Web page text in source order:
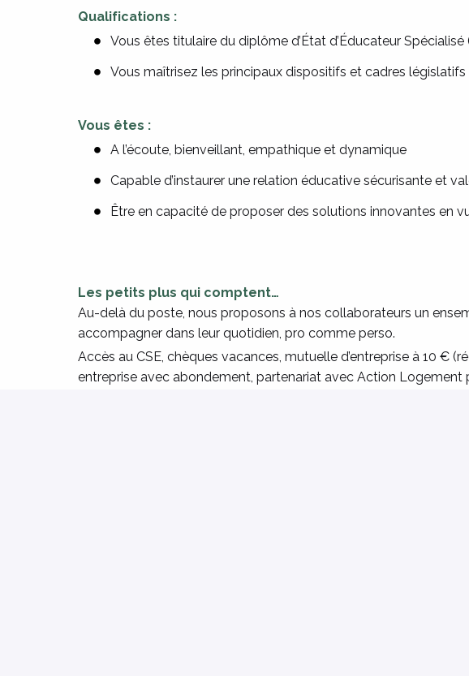
Qualifications :
Vous êtes titulaire du diplôme d’État d’Éducateur Spécialisé
Vous maîtrisez les principaux dispositifs et cadres
Vous êtes :
A l’écoute, bienveillant, empathique et dynamique
Capable d’instaurer une relation éducative sécurisante et
Être en capacité de proposer des solutions innovantes en
Les petits plus qui comptent…
Au-delà du poste, nous proposons à nos collaborateurs un
accompagner dans leur quotidien, pro comme perso.
Accès au CSE, chèques vacances, mutuelle d’entreprise à 10 €
entreprise avec abondement, partenariat avec Action Logement